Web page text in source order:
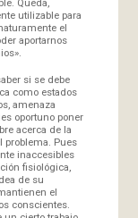
utilizable para
el
aportarnos
si se debe
como estados
amenaza
oportuno poner
acerca de la
problema. Pues
inaccesibles
fisiológica,
de su
el
conscientes.